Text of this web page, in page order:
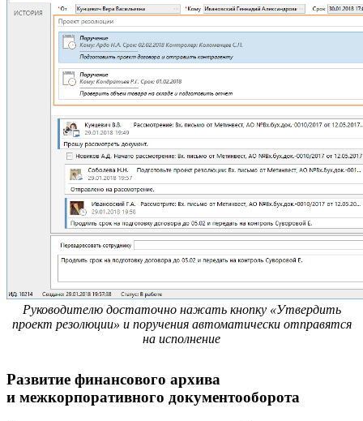
Руководителю достаточно нажать кнопку «Утвердить
проект резолюции» и поручения автоматически отправятся
на исполнение
Развитие финансового архива
и межкорпоративного документооборота